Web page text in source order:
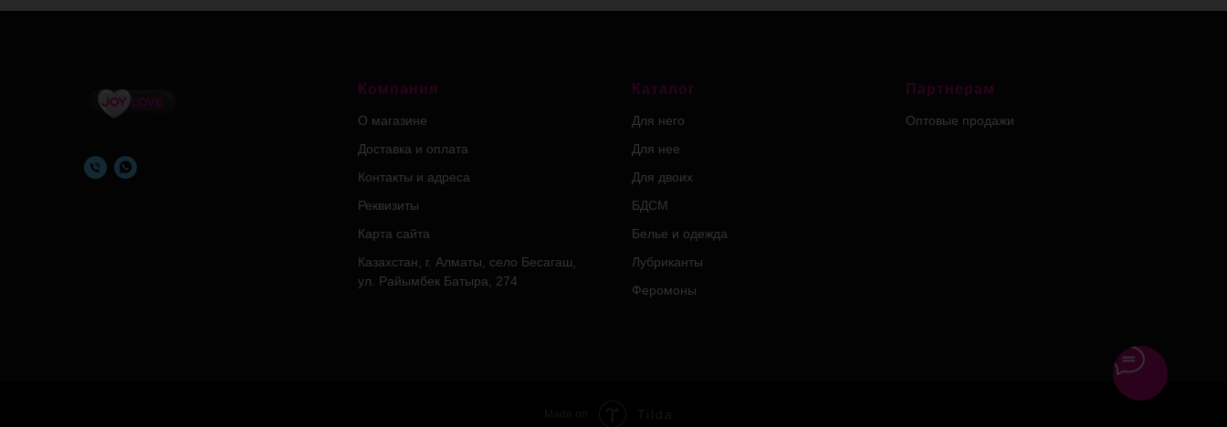
Компания
О магазине
Доставка и оплата
Контакты и адреса
Реквизиты
Карта сайта
Казахстан, г. Алматы, село Бесагаш,
ул. Райымбек Батыра, 274
Каталог
Для него
Для нее
Для двоих
БДСМ
Белье и одежда
Лубриканты
Феромоны
Партнерам
Оптовые продажи